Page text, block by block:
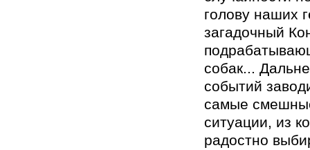
голову наших
загадочный
собак...
событий
самые
ситуации, из
радостно